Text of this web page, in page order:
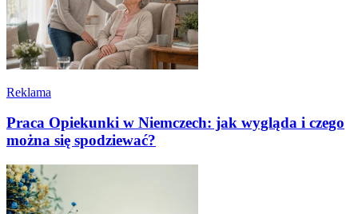
Reklama
Praca Opiekunki w Niemczech: jak wygląda i czego
można się spodziewać?